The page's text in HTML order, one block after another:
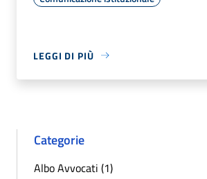
LEGGI DI PIÙ
Categorie
Albo Avvocati (1)